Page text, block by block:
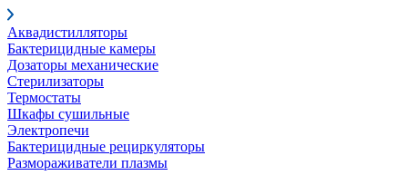
Аквадистилляторы
Бактерицидные камеры
Дозаторы механические
Стерилизаторы
Термостаты
Шкафы сушильные
Электропечи
Бактерицидные рециркуляторы
Размораживатели плазмы